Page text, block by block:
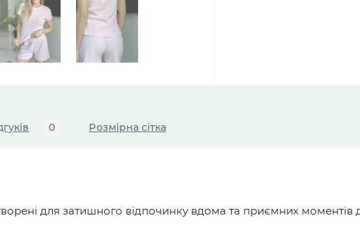
0 Розмірна сітка
для затишного відпочинку вдома та приємних моментів